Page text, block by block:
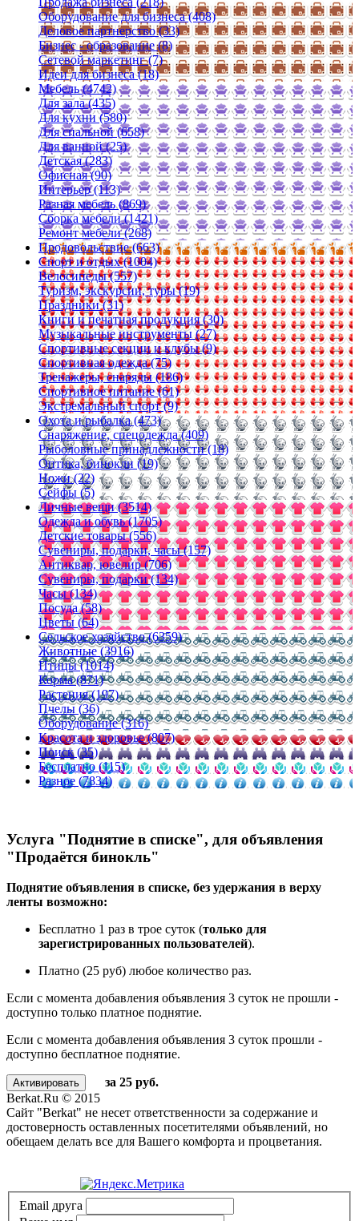
Оборудование для бизнеса (408)
Деловое партнерство (33)
Бизнес - образование (8)
Сетевой маркетинг (7)
Идеи для бизнеса (18)
Мебель (4742)
Для зала (435)
Для кухни (580)
Для спальной (658)
Для ванной (25)
Детская (283)
Офисная (90)
Интерьер (113)
Разная мебель (869)
Сборка мебели (1421)
Ремонт мебели (268)
Продовольствие (663)
Спорт и отдых (1004)
Велосипеды (557)
Туризм, экскурсии, туры (19)
Праздники (31)
Книги и печатная продукция (30)
Музыкальные инструменты (27)
Спортивные секции и клубы (9)
Спортивная одежда (75)
Тренажеры, снаряды (186)
Спортивное питание (61)
Экстремальный спорт (9)
Охота и рыбалка (473)
Снаряжение, спецодежда (409)
Рыболовные принадлежности (18)
Оптика, бинокли (19)
Ножи (22)
Сейфы (5)
Личные вещи (3514)
Одежда и обувь (1705)
Детские товары (556)
Сувениры, подарки, часы (157)
Антиквар, ювелир (706)
Сувениры, подарки (134)
Часы (134)
Посуда (58)
Цветы (64)
Сельское хозяйство (6359)
Животные (3916)
Птицы (1014)
Корма (871)
Растения (197)
Пчелы (36)
Оборудование (316)
Красота и здоровье (807)
Поиск (35)
Бесплатно (115)
Разное (7834)
Услуга "Поднятие в списке", для объявления
"Продаётся бинокль"
Поднятие объявления в списке, без удержания в верху
ленты возможно:
Бесплатно 1 раз в трое суток (только для
зарегистрированных пользователей).
Платно (25 руб) любое количество раз.
Если с момента добавления объявления 3 суток не прошли -
доступно только платное поднятие.
Если с момента добавления объявления 3 суток прошли -
доступно бесплатное поднятие.
за 25 руб.
Berkat.Ru © 2015
Сайт "Berkat" не несет ответственности за содержание и
достоверность оставленных посетителями объявлений, но
обещаем делать все для Вашего комфорта и процветания.
Email друга